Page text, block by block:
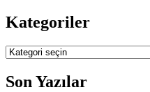
Kategoriler
Kategoriler
Son Yazılar